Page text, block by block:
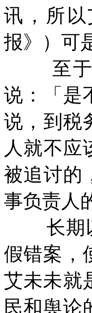
讯，所
报》）可
至
说：「是
说，到税
人就不应
被追讨的
事负责人
长期
假错案，
艾未未就
民和舆论